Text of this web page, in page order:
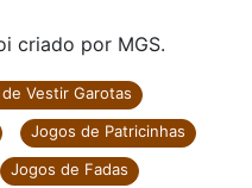
criado por MGS.
Vestir Garotas
Jogos de Patricinhas
Jogos de Fadas